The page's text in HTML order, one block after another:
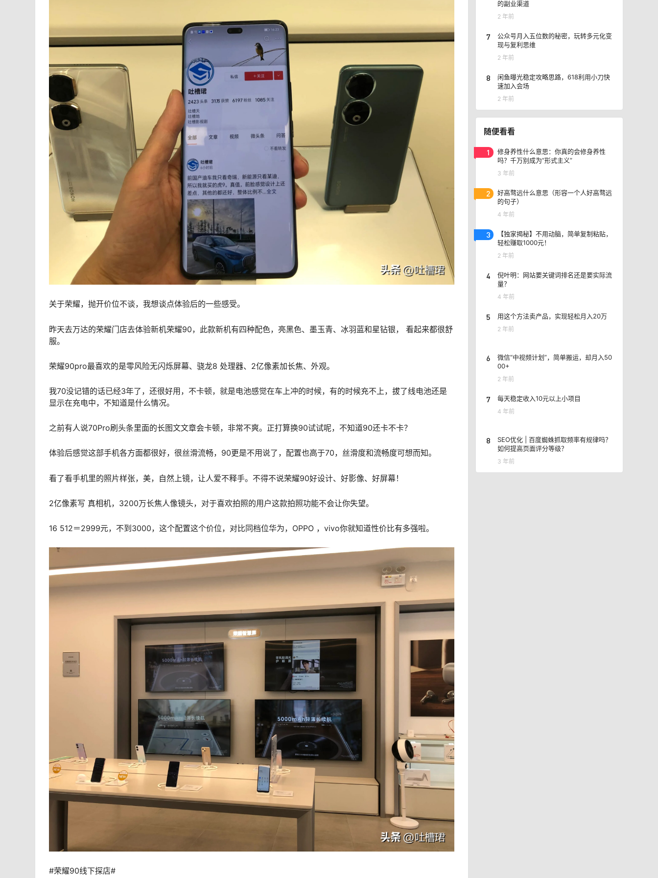
关于荣耀，抛开价位不谈，我想谈点体验后的一些感受。
昨天去万达的荣耀门店去体验新机荣耀90，此款新机有四种配色，亮黑色、墨玉青、冰羽蓝和星钻银， 看起来都很舒
服。
荣耀90pro最喜欢的是零风险无闪烁屏幕、骁龙8 处理器、2亿像素加长焦、外观。
我70没记错的话已经3年了，还很好用，不卡顿，就是电池感觉在车上冲的时候，有的时候充不上，拔了线电池还是
显示在充电中，不知道是什么情况。
之前有人说70Pro刷头条里面的长图文文章会卡顿，非常不爽。正打算换90试试呢，不知道90还卡不卡？
体验后感觉这部手机各方面都很好，很丝滑流畅，90更是不用说了，配置也高于70，丝滑度和流畅度可想而知。
看了看手机里的照片样张，美，自然上镜，让人爱不释手。不得不说荣耀90好设计、好影像、好屏幕！
2亿像素写 真相机，3200万长焦人像镜头，对于喜欢拍照的用户这款拍照功能不会让你失望。
16 512＝2999元，不到3000，这个配置这个价位，对比同档位华为，OPPO ，vivo你就知道性价比有多强啦。
#荣耀90线下探店#
的副业渠道
2 年前
7
公众号月入五位数的秘密，玩转多元化变
现与复利思维
2 年前
8
闲鱼曝光稳定攻略思路，618利用小刀快
速加入会场
2 年前
随便看看
1
修身养性什么意思：你真的会修身养性
吗？千万别成为“形式主义”
3 年前
2
好高骛远什么意思（形容一个人好高骛远
的句子）
4 年前
3
【独家揭秘】不用动脑，简单复制粘贴，
轻松赚取1000元！
2 年前
4
倪叶明：网站要关键词排名还是要实际流
量？
4 年前
5 用这个方法卖产品，实现轻松月入20万
2 年前
6
微信“中视频计划”，简单搬运，却月入50
00+
2 年前
7 每天稳定收入10元以上小项目
4 年前
8
SEO优化 | 百度蜘蛛抓取频率有规律吗？
如何提高页面评分等级？
3 年前